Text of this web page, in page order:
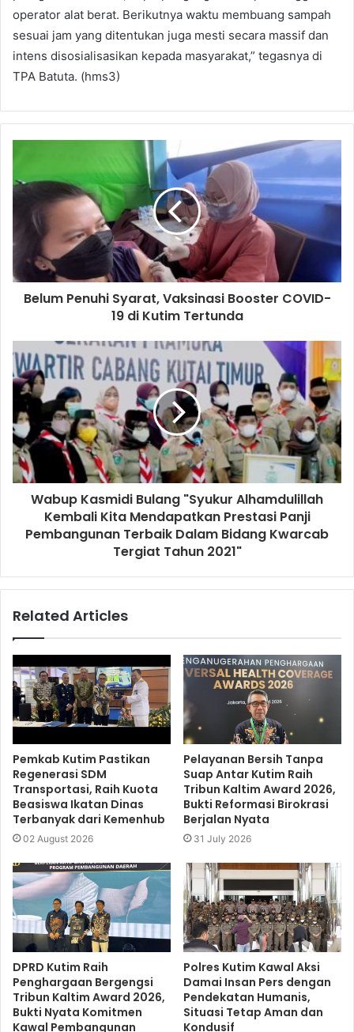
operator alat berat. Berikutnya waktu membuang sampah
sesuai jam yang ditentukan juga mesti secara massif dan
intens disosialisasikan kepada masyarakat,” tegasnya di
TPA Batuta. (hms3)
Belum Penuhi Syarat, Vaksinasi Booster COVID-
19 di Kutim Tertunda
Wabup Kasmidi Bulang "Syukur Alhamdulillah
Kembali Kita Mendapatkan Prestasi Panji
Pembangunan Terbaik Dalam Bidang Kwarcab
Tergiat Tahun 2021"
Related Articles
Pemkab Kutim Pastikan
Regenerasi SDM
Transportasi, Raih Kuota
Beasiswa Ikatan Dinas
Terbanyak dari Kemenhub
02 August 2026
Pelayanan Bersih Tanpa
Suap Antar Kutim Raih
Tribun Kaltim Award 2026,
Bukti Reformasi Birokrasi
Berjalan Nyata
31 July 2026
DPRD Kutim Raih
Penghargaan Bergengsi
Tribun Kaltim Award 2026,
Bukti Nyata Komitmen
Kawal Pembangunan
Polres Kutim Kawal Aksi
Damai Insan Pers dengan
Pendekatan Humanis,
Situasi Tetap Aman dan
Kondusif